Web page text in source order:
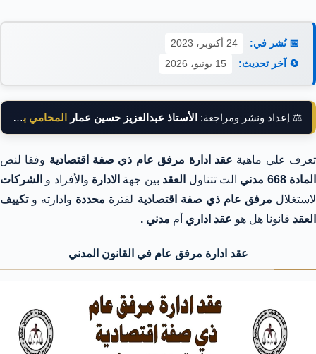
📅 نُشر في:
24 أكتوبر، 2023
🔄 آخر تحديث:
15 يونيو، 2026
⚖️ إعداد ونشر ومراجعة: الأستاذ عبدالعزيز حسين عمار المحامي بالنقض
تعرف علي ماهية عقد ادارة مرفق عام ذي صفة اقتصادية وفقا لنص
المادة 668 مدني
الت تتناول العقد بين جهة الادارة والأفراد و الشركات
لاستغلال مرفق عام ذي صفة اقتصادية لفترة محددة وادارته وتكييف
العقد قانونا هل هو عقد اداري أم مدني .
عقد ادارة مرفق عام في القانون المدني